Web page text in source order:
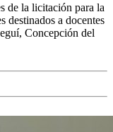
de la licitación para la
destinados a docentes
Concepción del